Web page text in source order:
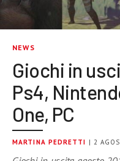
NEWS
Giochi in
Ps4,
One, PC
MARTINA PEDRETTI | 2